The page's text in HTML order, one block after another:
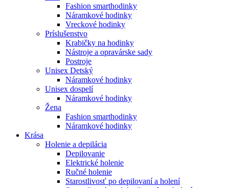
Fashion smarthodinky
Náramkové hodinky
Vreckové hodinky
Príslušenstvo
Krabičky na hodinky
Nástroje a opravárske sady
Postroje
Unisex Detský
Náramkové hodinky
Unisex dospelí
Náramkové hodinky
Žena
Fashion smarthodinky
Náramkové hodinky
Krása
Holenie a depilácia
Depilovanie
Elektrické holenie
Ručné holenie
Starostlivosť po depilovaní a holení